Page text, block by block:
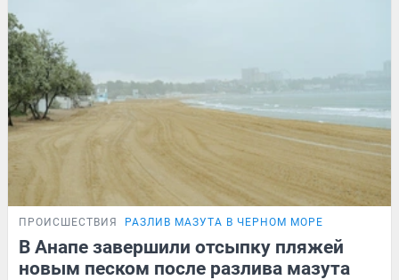
ПРОИСШЕСТВИЯ РАЗЛИВ МАЗУТА В ЧЕРНОМ МОРЕ
В Анапе завершили отсыпку пляжей
новым песком после разлива мазута